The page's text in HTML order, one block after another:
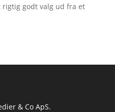
godt valg ud fra et
& Co ApS.